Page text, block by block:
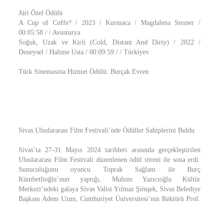
Jüri Özel Ödülü
A Cup of Coffe? / 2023 / Kurmaca / Magdalena Steıner /
00:05:58 / / Avusturya
Soğuk, Uzak ve Kirli (Cold, Distant And Dirty) / 2022 /
Deneysel / Halime Usta / 00:09:59 / / Türkiyev
Türk Sinemasına Hizmet Ödülü: Burçak Evren
Sivas Uluslararası Film Festivali’nde Ödüller Sahiplerini Buldu
Sivas’ta 27-31 Mayıs 2024 tarihleri arasında gerçekleştirilen
Uluslararası Film Festivali düzenlenen ödül töreni ile sona erdi.
Sunuculuğunu oyuncu Toprak Sağlam ile Burç
Kümbetlioğlu’nun yaptığı, Muhsin Yazıcıoğlu Kültür
Merkezi’ndeki galaya Sivas Valisi Yılmaz Şimşek, Sivas Belediye
Başkanı Adem Uzun, Cumhuriyet Üniversitesi’nin Rektörü Prof.